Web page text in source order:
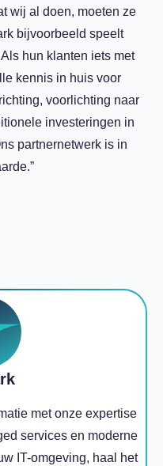
wij al doen, moeten ze
bijvoorbeeld speelt
hun klanten iets met
kennis in huis voor
voorlichting naar
investeringen in
partnernetwerk is in
met onze expertise
services en moderne
IT-omgeving, haal het